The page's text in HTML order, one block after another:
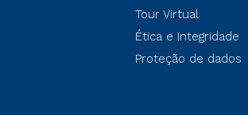
Tour Virtual
Ética e Integridade
Proteção de dados